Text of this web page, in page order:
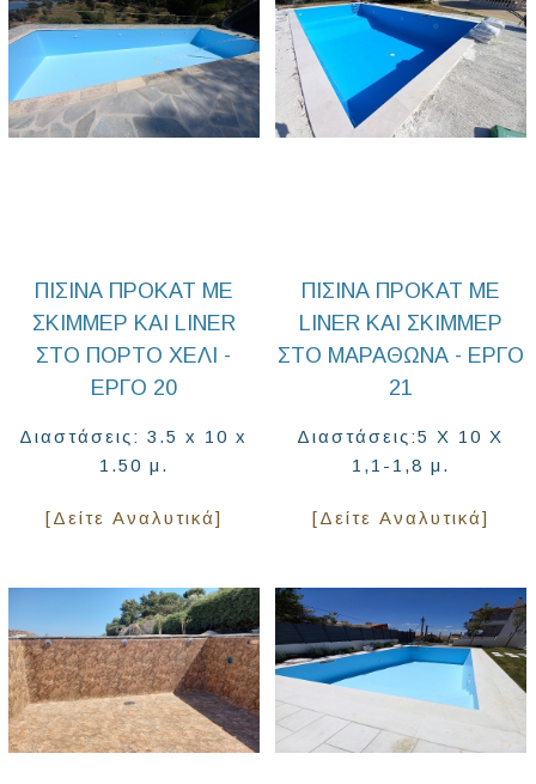
ΠΙΣΊΝΑ ΠΡΟΚΑΤ ΜΕ
ΣΚΙΜΜΕΡ ΚΑΙ LINER
ΣΤΟ ΠΌΡΤΟ ΧΈΛΙ -
ΈΡΓΟ 20
Διαστάσεις: 3.5 x 10 x
1.50 μ.
[Δείτε Αναλυτικά]
ΠΙΣΙΝΑ ΠΡΟΚΑΤ ΜΕ
LINER ΚΑΙ ΣΚΙΜΜΕΡ
ΣΤΟ ΜΑΡΑΘΩΝΑ - ΕΡΓΟ
21
Διαστάσεις:5 Χ 10 Χ
1,1-1,8 μ.
[Δείτε Αναλυτικά]